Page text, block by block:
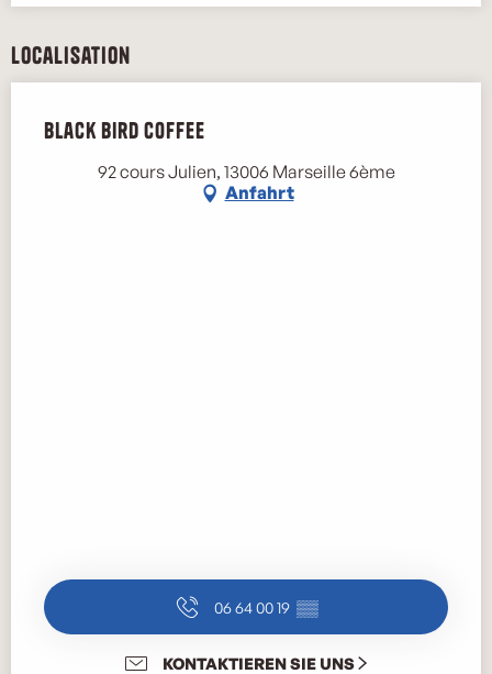
Localisation
Black Bird Coffee
92 cours Julien, 13006 Marseille 6ème
Anfahrt
06 64 00 19 ▒▒
KONTAKTIEREN SIE UNS